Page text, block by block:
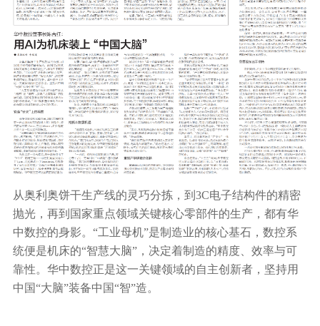
从奥利奥饼干生产线的灵巧分拣，到3C电子结构件的精密
抛光，再到国家重点领域关键核心零部件的生产，都有华
中数控的身影。“工业母机”是制造业的核心基石，数控系
统便是机床的“智慧大脑”，决定着制造的精度、效率与可
靠性。华中数控正是这一关键领域的自主创新者，坚持用
中国“大脑”装备中国“智”造。